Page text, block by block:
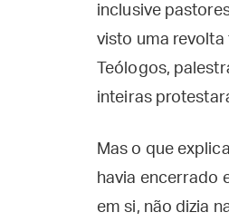
inclusive
visto uma
Teólogos,
inteiras
Mas o que
havia encerrado
em si, não dizia